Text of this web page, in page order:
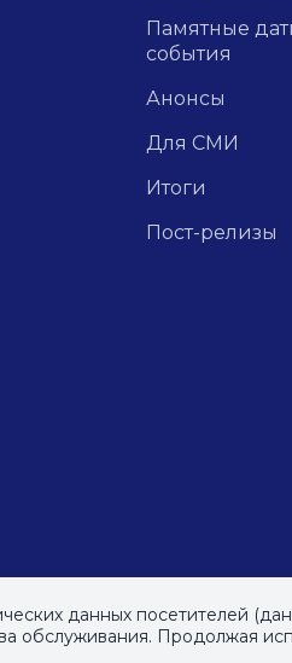
Памятные
события
Анонсы
Для СМИ
Итоги
Пост-релизы
данных посетителей
обслуживания. Продолжая